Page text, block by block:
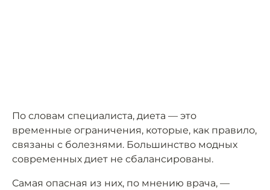
По словам специалиста, диета — это
временные ограничения, которые, как правило,
связаны с болезнями. Большинство модных
современных диет не сбалансированы.
Самая опасная из них, по мнению врача, —